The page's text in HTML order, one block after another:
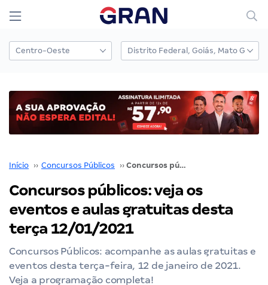
Início ›› Concursos Públicos ›› Concursos públicos: veja os eventos e aulas gratuitas desta terça 12/01/2021
Concursos públicos: veja os
eventos e aulas gratuitas desta
terça 12/01/2021
Concursos Públicos: acompanhe as aulas gratuitas e
eventos desta terça-feira, 12 de janeiro de 2021.
Veja a programação completa!